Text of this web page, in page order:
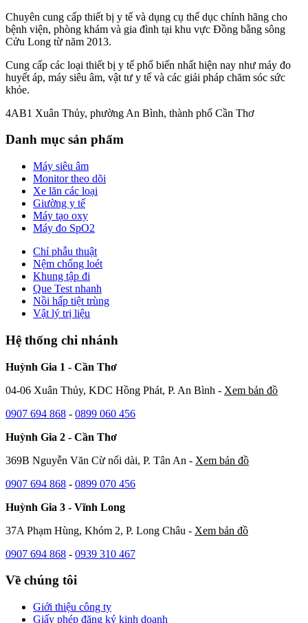
Chuyên cung cấp thiết bị y tế và dụng cụ thể dục chính hãng cho
bệnh viện, phòng khám và gia đình tại khu vực Đồng bằng sông
Cửu Long từ năm 2013.
Cung cấp các loại thiết bị y tế phổ biến nhất hiện nay như máy đo
huyết áp, máy siêu âm, vật tư y tế và các giải pháp chăm sóc sức
khỏe.
4AB1 Xuân Thủy, phường An Bình, thành phố Cần Thơ
Danh mục sản phẩm
Máy siêu âm
Monitor theo dõi
Xe lăn các loại
Giường y tế
Máy tạo oxy
Máy đo SpO2
Chỉ phẫu thuật
Nệm chống loét
Khung tập đi
Que Test nhanh
Nồi hấp tiệt trùng
Vật lý trị liệu
Hệ thống chi nhánh
Huỳnh Gia 1 - Cần Thơ
04-06 Xuân Thủy, KDC Hồng Phát, P. An Bình - Xem bản đồ
0907 694 868 - 0899 060 456
Huỳnh Gia 2 - Cần Thơ
369B Nguyễn Văn Cừ nối dài, P. Tân An - Xem bản đồ
0907 694 868 - 0899 070 456
Huỳnh Gia 3 - Vĩnh Long
37A Phạm Hùng, Khóm 2, P. Long Châu - Xem bản đồ
0907 694 868 - 0939 310 467
Về chúng tôi
Giới thiệu công ty
Giấy phép đăng ký kinh doanh